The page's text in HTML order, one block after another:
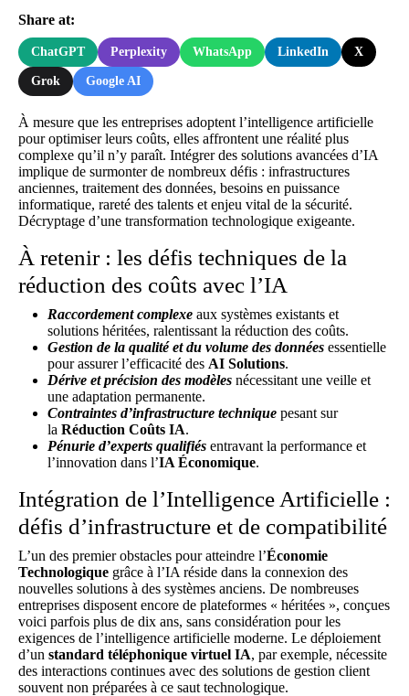
Share at:
ChatGPT Perplexity WhatsApp LinkedIn X
Grok Google AI
À mesure que les entreprises adoptent l’intelligence artificielle
pour optimiser leurs coûts, elles affrontent une réalité plus
complexe qu’il n’y paraît. Intégrer des solutions avancées d’IA
implique de surmonter de nombreux défis : infrastructures
anciennes, traitement des données, besoins en puissance
informatique, rareté des talents et enjeu vital de la sécurité.
Décryptage d’une transformation technologique exigeante.
À retenir : les défis techniques de la
réduction des coûts avec l’IA
Raccordement complexe aux systèmes existants et
solutions héritées, ralentissant la réduction des coûts.
Gestion de la qualité et du volume des données essentielle
pour assurer l’efficacité des AI Solutions.
Dérive et précision des modèles nécessitant une veille et
une adaptation permanente.
Contraintes d’infrastructure technique pesant sur
la Réduction Coûts IA.
Pénurie d’experts qualifiés entravant la performance et
l’innovation dans l’IA Économique.
Intégration de l’Intelligence Artificielle :
défis d’infrastructure et de compatibilité
L’un des premier obstacles pour atteindre l’Économie
Technologique grâce à l’IA réside dans la connexion des
nouvelles solutions à des systèmes anciens. De nombreuses
entreprises disposent encore de plateformes « héritées », conçues
voici parfois plus de dix ans, sans considération pour les
exigences de l’intelligence artificielle moderne. Le déploiement
d’un standard téléphonique virtuel IA, par exemple, nécessite
des interactions continues avec des solutions de gestion client
souvent non préparées à ce saut technologique.